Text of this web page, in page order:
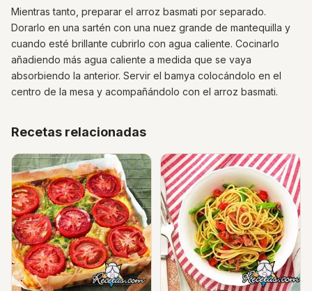
Mientras tanto, preparar el arroz basmati por separado.
Dorarlo en una sartén con una nuez grande de mantequilla y
cuando esté brillante cubrirlo con agua caliente. Cocinarlo
añadiendo más agua caliente a medida que se vaya
absorbiendo la anterior. Servir el bamya colocándolo en el
centro de la mesa y acompañándolo con el arroz basmati.
Recetas relacionadas